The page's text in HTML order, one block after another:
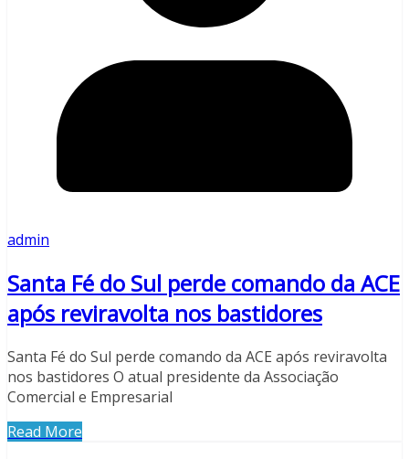
admin
Santa Fé do Sul perde comando da ACE
após reviravolta nos bastidores
Santa Fé do Sul perde comando da ACE após reviravolta
nos bastidores O atual presidente da Associação
Comercial e Empresarial
Read More